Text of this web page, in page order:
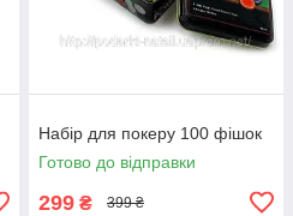
Набір для покеру 100 фішок
Готово до відправки
299 ₴ 399 ₴